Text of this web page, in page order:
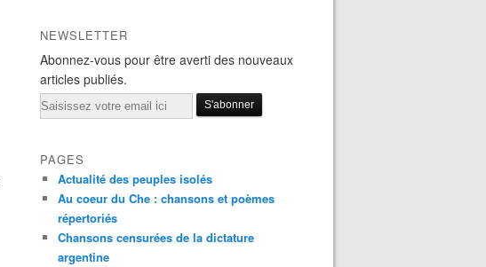
NEWSLETTER
Abonnez-vous pour être averti des nouveaux
articles publiés.
Email
PAGES
Actualité des peuples isolés
Au coeur du Che : chansons et poèmes
répertoriés
Chansons censurées de la dictature
argentine